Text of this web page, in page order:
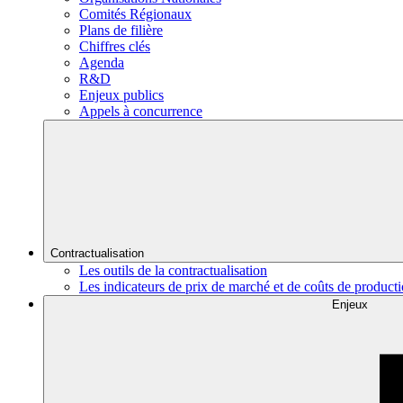
Comités Régionaux
Plans de filière
Chiffres clés
Agenda
R&D
Enjeux publics
Appels à concurrence
Contractualisation
Les outils de la contractualisation
Les indicateurs de prix de marché et de coûts de
Enjeux